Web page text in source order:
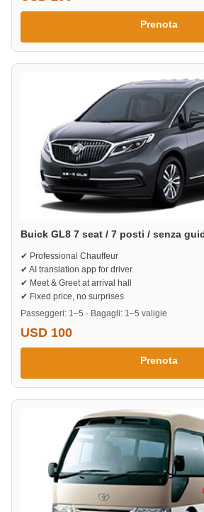
Prenota
Buick GL8 7 seat / 7 posti / senza
✔ Professional Chauffeur
✔ AI translation app for driver
✔ Meet & Greet at arrival hall
✔ Fixed price, no surprises
Passeggeri: 1–5 · Bagagli: 1–5 valigie
USD 100
Prenota